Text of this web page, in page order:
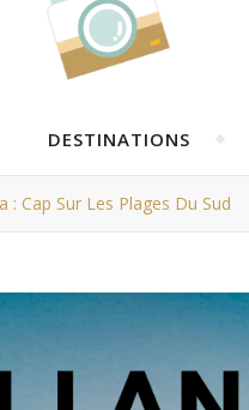
DESTINATIONS
: Cap Sur Les Plages Du Sud